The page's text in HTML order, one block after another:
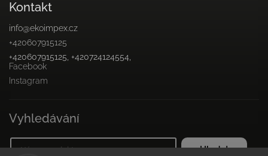
Kontakt
info@ekoimpex.cz
+420607915125
+420607915125, +420724124554,
Facebook
Instagram
Vyhledávání
Hledat